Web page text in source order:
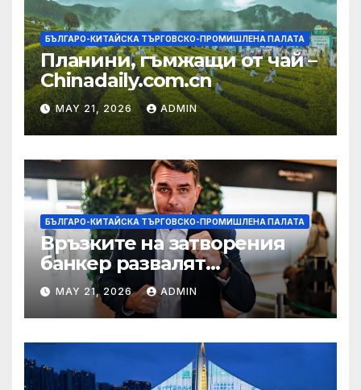
БЪЛГАРО-КИТАЙСКА ТЪРГОВСКО-ПРОМИШЛЕНА ПАЛАТА
Планини, гъмжащи от чай –
Chinadaily.com.cn
MAY 21, 2026 ADMIN
БЪЛГАРО-КИТАЙСКА ТЪРГОВСКО-ПРОМИШЛЕНА ПАЛАТА
Връзките на затворения
банкер развалят
надеждите на Флавио
Болсонаро за президент на
Бразилия
MAY 21, 2026 ADMIN